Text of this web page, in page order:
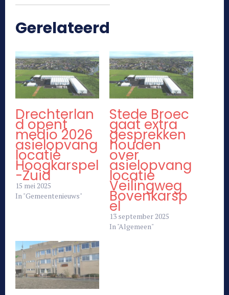
Gerelateerd
Drechterlan
d opent
medio 2026
asielopvang
locatie
Hoogkarspel
-Zuid
15 mei 2025
In "Gemeentenieuws"
Stede Broec
gaat extra
gesprekken
houden
over
asielopvang
locatie
Veilingweg
Bovenkarsp
el
13 september 2025
In "Algemeen"